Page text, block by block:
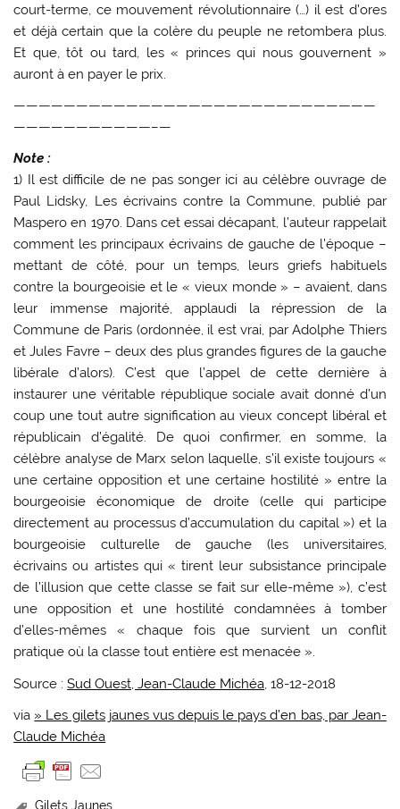
court-terme, ce mouvement révolutionnaire (…) il est d’ores
et déjà certain que la colère du peuple ne retombera plus.
Et que, tôt ou tard, les « princes qui nous gouvernent »
auront à en payer le prix.
—————————————————————————————
———————————–—
Note :
1) Il est difficile de ne pas songer ici au célèbre ouvrage de
Paul Lidsky, Les écrivains contre la Commune, publié par
Maspero en 1970. Dans cet essai décapant, l’auteur rappelait
comment les principaux écrivains de gauche de l’époque –
mettant de côté, pour un temps, leurs griefs habituels
contre la bourgeoisie et le « vieux monde » – avaient, dans
leur immense majorité, applaudi la répression de la
Commune de Paris (ordonnée, il est vrai, par Adolphe Thiers
et Jules Favre – deux des plus grandes figures de la gauche
libérale d’alors). C’est que l’appel de cette dernière à
instaurer une véritable république sociale avait donné d’un
coup une tout autre signification au vieux concept libéral et
républicain d’égalité. De quoi confirmer, en somme, la
célèbre analyse de Marx selon laquelle, s’il existe toujours «
une certaine opposition et une certaine hostilité » entre la
bourgeoisie économique de droite (celle qui participe
directement au processus d’accumulation du capital ») et la
bourgeoisie culturelle de gauche (les universitaires,
écrivains ou artistes qui « tirent leur subsistance principale
de l’illusion que cette classe se fait sur elle-même »), c’est
une opposition et une hostilité condamnées à tomber
d’elles-mêmes « chaque fois que survient un conflit
pratique où la classe tout entière est menacée ».
Source :Sud Ouest, Jean-Claude Michéa, 18-12-2018
via » Les gilets jaunes vus depuis le pays d’en bas, par Jean-
Claude Michéa
Gilets Jaunes